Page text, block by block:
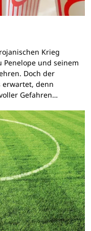
Krieg
Penelope und seinem
Doch der
erwartet, denn
Gefahren…